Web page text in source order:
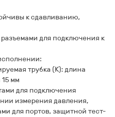
к сдавливанию,
для подключения к
трубка (К): длина
15 мм
для подключения
измерения давления,
для портов, защитной тест-